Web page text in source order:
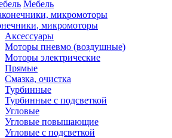
Мебель
микромоторы
Аксессуары
Моторы пневмо (воздушные)
Моторы электрические
Прямые
Смазка, очистка
Турбинные
Турбинные с подсветкой
Угловые
Угловые повышающие
Угловые с подсветкой